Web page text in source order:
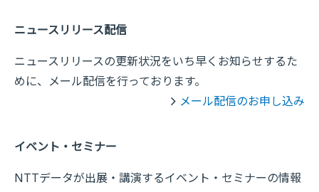
ニュースリリース配信
ニュースリリースの更新状況をいち早くお知らせするた
めに、メール配信を行っております。
メール配信のお申し込み
イベント・セミナー
NTTデータが出展・講演するイベント・セミナーの情報